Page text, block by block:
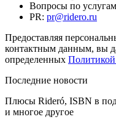
Вопросы по услугам
PR: pr@ridero.ru
Предоставляя
контактным данным, вы
определенных
Последние новости
Плюсы Rideró, ISBN в
и многое другое